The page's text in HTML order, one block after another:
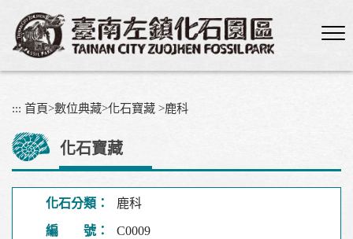
內
::: 首頁>數位典藏>化石寶藏 >鹿科
化石寶藏
化石分類： 鹿科
編 號： C0009